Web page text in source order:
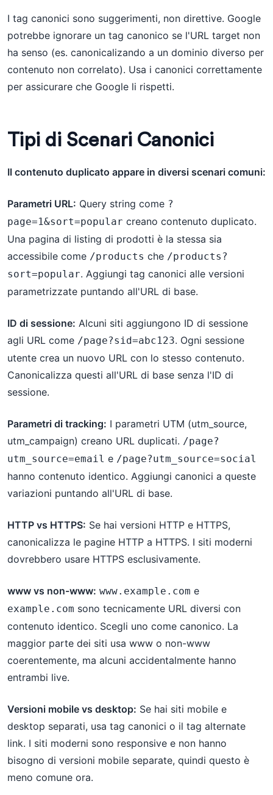
I tag canonici sono suggerimenti, non direttive. Google
potrebbe ignorare un tag canonico se l'URL target non
ha senso (es. canonicalizando a un dominio diverso per
contenuto non correlato). Usa i canonici correttamente
per assicurare che Google li rispetti.
Tipi di Scenari Canonici
Il contenuto duplicato appare in diversi scenari comuni:
Parametri URL: Query string come ?
page=1&sort=popular creano contenuto duplicato.
Una pagina di listing di prodotti è la stessa sia
accessibile come /products che /products?
sort=popular. Aggiungi tag canonici alle versioni
parametrizzate puntando all'URL di base.
ID di sessione: Alcuni siti aggiungono ID di sessione
agli URL come /page?sid=abc123. Ogni sessione
utente crea un nuovo URL con lo stesso contenuto.
Canonicalizza questi all'URL di base senza l'ID di
sessione.
Parametri di tracking: I parametri UTM (utm_source,
utm_campaign) creano URL duplicati. /page?
utm_source=email e /page?utm_source=social
hanno contenuto identico. Aggiungi canonici a queste
variazioni puntando all'URL di base.
HTTP vs HTTPS: Se hai versioni HTTP e HTTPS,
canonicalizza le pagine HTTP a HTTPS. I siti moderni
dovrebbero usare HTTPS esclusivamente.
www vs non-www: www.example.com e
example.com sono tecnicamente URL diversi con
contenuto identico. Scegli uno come canonico. La
maggior parte dei siti usa www o non-www
coerentemente, ma alcuni accidentalmente hanno
entrambi live.
Versioni mobile vs desktop: Se hai siti mobile e
desktop separati, usa tag canonici o il tag alternate
link. I siti moderni sono responsive e non hanno
bisogno di versioni mobile separate, quindi questo è
meno comune ora.